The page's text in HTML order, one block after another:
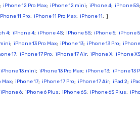
; iPhone 12 Pro Max; iPhone 12 mini; iPhone 4; iPhone 5S;
11 Pro; iPhone 11 Pro Max; iPhone 11; ]
4; iPhone 4; iPhone 4S; iPhone 5S; iPhone 5; iPhone
; iPhone 13 Pro Max; iPhone 13; iPhone 13 Pro;
17; iPhone 17 Pro; iPhone 17 Air; iPhone X; iPhone XS
iPhone 13 mini; iPhone 13 Pro Max; iPhone 13; iPhone 13
Max; iPhone 17; iPhone 17 Pro; iPhone 17 Air; iPad 2;
iPhone 6; iPhone 6 Plus; iPhone 6S; iPhone 6S Plus;